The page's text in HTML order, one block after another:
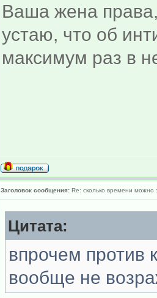
Ваша жена
устаю, что об
максимум раз в
Заголовок сообщения: Re: сколько времени можно
Цитата:
впрочем против
вообще не